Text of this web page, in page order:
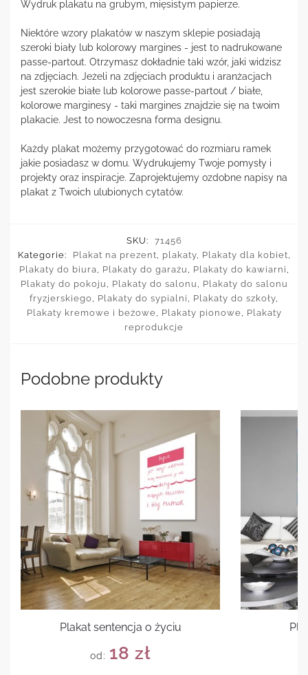
Wydruk plakatu na grubym, mięsistym papierze.
Niektóre wzory plakatów w naszym sklepie posiadają
szeroki biały lub kolorowy margines - jest to nadrukowane
passe-partout. Otrzymasz dokładnie taki wzór, jaki widzisz
na zdjęciach. Jeżeli na zdjęciach produktu i aranżacjach
jest szerokie białe lub kolorowe passe-partout / białe,
kolorowe marginesy - taki margines znajdzie się na twoim
plakacie. Jest to nowoczesna forma designu.
Każdy plakat możemy przygotować do rozmiaru ramek
jakie posiadasz w domu. Wydrukujemy Twoje pomysły i
projekty oraz inspiracje. Zaprojektujemy ozdobne napisy na
plakat z Twoich ulubionych cytatów.
SKU:
71456
Kategorie:
Plakat na prezent plakaty, Plakaty dla kobiet
Plakaty do biura
Plakaty do garażu Plakaty do kawiarni
Plakaty do pokoju
Plakaty do salonu
Plakaty do salonu
fryzjerskiego
Plakaty do sypialni Plakaty do szkoły
Plakaty kremowe i beżowe
Plakaty pionowe
Plakaty
reprodukcje
Podobne produkty
Plakat sentencja o życiu
od: 18 zł